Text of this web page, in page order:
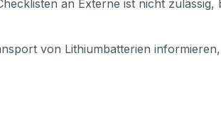
an Externe ist nicht zulässig,
von Lithiumbatterien